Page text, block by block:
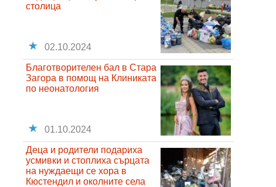
столица
02.10.2024
Благотворителен бал в Стара
Загора в помощ на Клиниката
по неонатология
01.10.2024
Деца и родители подариха
усмивки и стоплиха сърцата
на нуждаещи се хора в
Кюстендил и околните села